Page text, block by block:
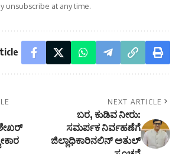
unsubscribe at any time.
NEXT ARTICLE
ಬರ, ಕುಡಿವ ನೀರು:
ಸಮರ್ಪಕ ನಿರ್ವಹಣೆಗೆ
ಜಿಲ್ಲಾಧಿಕಾರಿನಲಿನ್ ಅತುಲ್